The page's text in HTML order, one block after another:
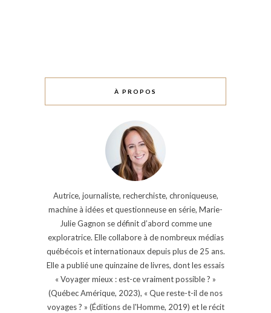
À PROPOS
Autrice, journaliste, recherchiste, chroniqueuse,
machine à idées et questionneuse en série, Marie-
Julie Gagnon se définit d’abord comme une
exploratrice. Elle collabore à de nombreux médias
québécois et internationaux depuis plus de 25 ans.
Elle a publié une quinzaine de livres, dont les essais
« Voyager mieux : est-ce vraiment possible ? »
(Québec Amérique, 2023), « Que reste-t-il de nos
voyages ? » (Éditions de l'Homme, 2019) et le récit